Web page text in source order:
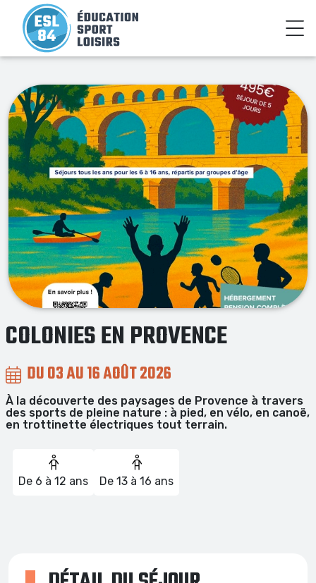
COLONIES EN PROVENCE
DU 03 AU 16 AOÛT 2026
À la découverte des paysages de Provence à travers
des sports de pleine nature : à pied, en vélo, en canoë,
en trottinette électriques tout terrain.
De 6 à 12 ans De 13 à 16 ans